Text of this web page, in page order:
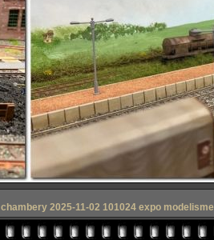
chambery 2025-11-02 101024 expo modelisme